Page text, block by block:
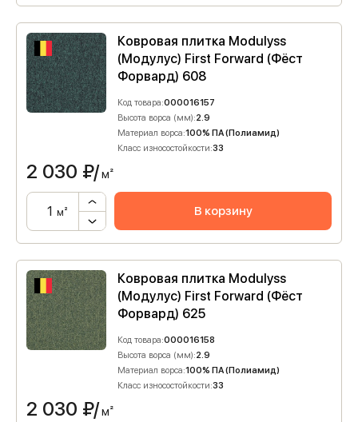
Ковровая плитка Modulyss
(Модулус) First Forward (Фёст
Форвард) 608
Код товара:000016157
Высота ворса (мм):2.9
Материал ворса:100% ПА (Полиамид)
Класс износостойкости:33
2 030 ₽/м²
м² В корзину
Ковровая плитка Modulyss
(Модулус) First Forward (Фёст
Форвард) 625
Код товара:000016158
Высота ворса (мм):2.9
Материал ворса:100% ПА (Полиамид)
Класс износостойкости:33
2 030 ₽/м²